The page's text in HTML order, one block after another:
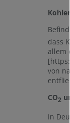
dass
allem
von
CO2
In